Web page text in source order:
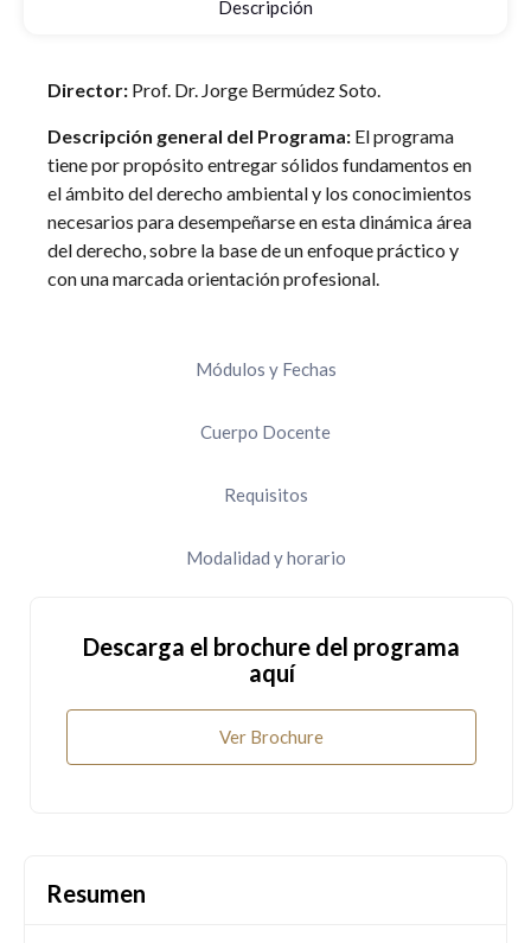
Descripción
Módulos y Fechas
Cuerpo Docente
Requisitos
Modalidad y horario
Director: Prof. Dr. Jorge Bermúdez Soto.
Descripción general del Programa: El programa
tiene por propósito entregar sólidos fundamentos en
el ámbito del derecho ambiental y los conocimientos
necesarios para desempeñarse en esta dinámica área
del derecho, sobre la base de un enfoque práctico y
con una marcada orientación profesional.
Descarga el brochure del programa
aquí
Ver Brochure
Resumen